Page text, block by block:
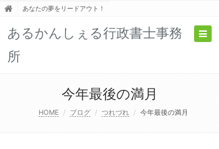
あなたの夢をリードアウト！
あるかんしぇる行政書士事務
所
今年最後の満月
HOME ブログ つれづれ 今年最後の満月